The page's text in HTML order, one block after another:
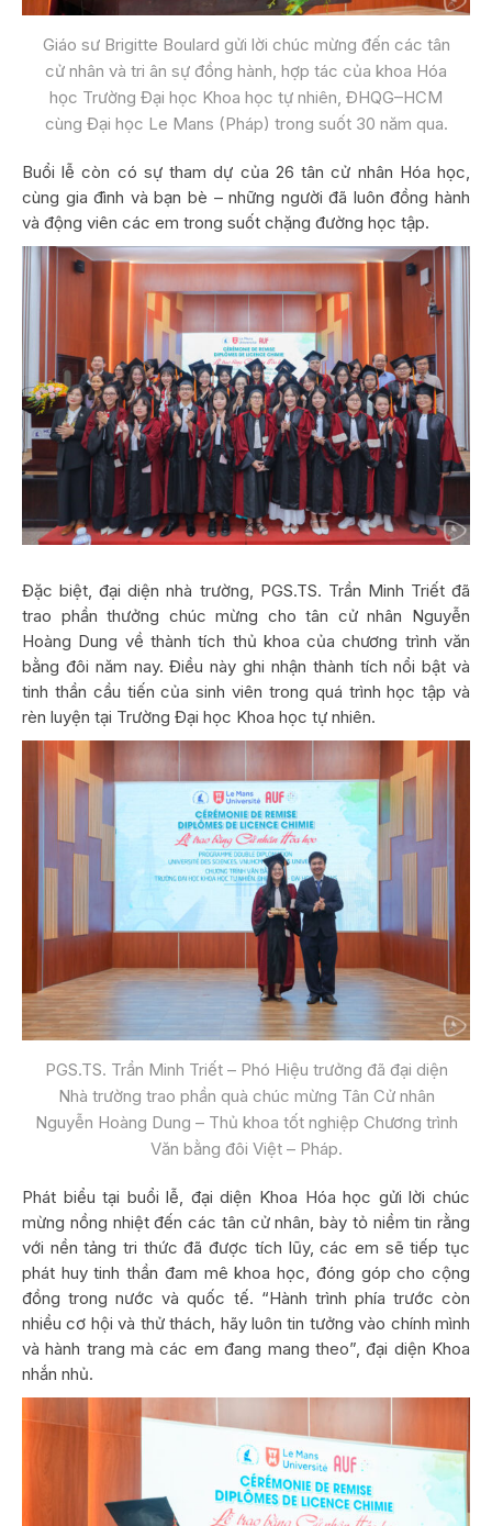
Giáo sư Brigitte Boulard gửi lời chúc mừng đến các tân
cử nhân và tri ân sự đồng hành, hợp tác của khoa Hóa
học Trường Đại học Khoa học tự nhiên, ĐHQG–HCM
cùng Đại học Le Mans (Pháp) trong suốt 30 năm qua.
Buổi lễ còn có sự tham dự của 26 tân cử nhân Hóa học,
cùng gia đình và bạn bè – những người đã luôn đồng hành
và động viên các em trong suốt chặng đường học tập.
Đặc biệt, đại diện nhà trường, PGS.TS. Trần Minh Triết đã
trao phần thưởng chúc mừng cho tân cử nhân Nguyễn
Hoàng Dung về thành tích thủ khoa của chương trình văn
bằng đôi năm nay. Điều này ghi nhận thành tích nổi bật và
tinh thần cầu tiến của sinh viên trong quá trình học tập và
rèn luyện tại Trường Đại học Khoa học tự nhiên.
PGS.TS. Trần Minh Triết – Phó Hiệu trưởng đã đại diện
Nhà trường trao phần quà chúc mừng Tân Cử nhân
Nguyễn Hoàng Dung – Thủ khoa tốt nghiệp Chương trình
Văn bằng đôi Việt – Pháp.
Phát biểu tại buổi lễ, đại diện Khoa Hóa học gửi lời chúc
mừng nồng nhiệt đến các tân cử nhân, bày tỏ niềm tin rằng
với nền tảng tri thức đã được tích lũy, các em sẽ tiếp tục
phát huy tinh thần đam mê khoa học, đóng góp cho cộng
đồng trong nước và quốc tế. “Hành trình phía trước còn
nhiều cơ hội và thử thách, hãy luôn tin tưởng vào chính mình
và hành trang mà các em đang mang theo”, đại diện Khoa
nhắn nhủ.